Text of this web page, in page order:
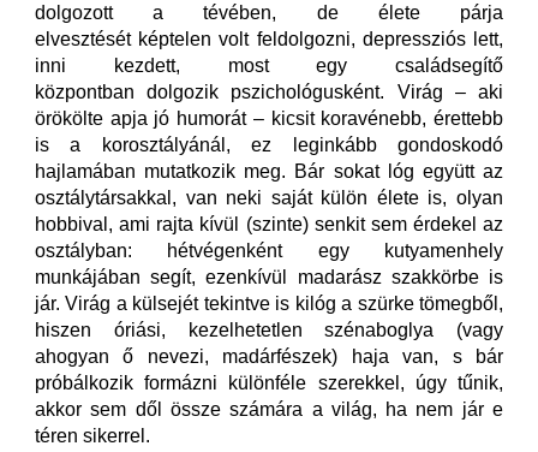
dolgozott a tévében, de élete párja
elvesztését képtelen volt feldolgozni, depressziós lett,
inni kezdett, most egy családsegítő
központban dolgozik pszichológusként. Virág – aki
örökölte apja jó humorát – kicsit koravénebb, érettebb
is a korosztályánál, ez leginkább gondoskodó
hajlamában mutatkozik meg. Bár sokat lóg együtt az
osztálytársakkal, van neki saját külön élete is, olyan
hobbival, ami rajta kívül (szinte) senkit sem érdekel az
osztályban: hétvégenként egy kutyamenhely
munkájában segít, ezenkívül madarász szakkörbe is
jár. Virág a külsejét tekintve is kilóg a szürke tömegből,
hiszen óriási, kezelhetetlen szénaboglya (vagy
ahogyan ő nevezi, madárfészek) haja van, s bár
próbálkozik formázni különféle szerekkel, úgy tűnik,
akkor sem dől össze számára a világ, ha nem jár e
téren sikerrel.